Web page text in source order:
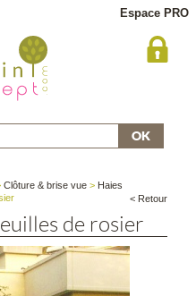
Espace PRO
Clôture & brise vue > Haies
< Retour
de rosier